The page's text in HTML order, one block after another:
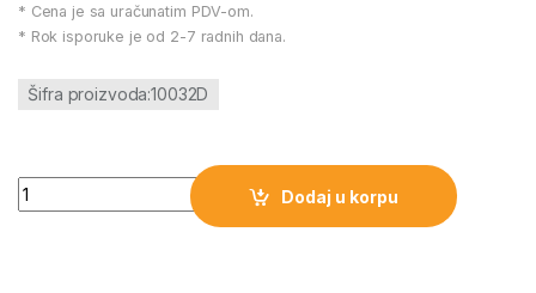
* Cena je sa uračunatim PDV-om.
* Rok isporuke je od 2-7 radnih dana.
Šifra proizvoda:10032D
Daska okrugla fi 30×2 tresnja količina
Dodaj u korpu